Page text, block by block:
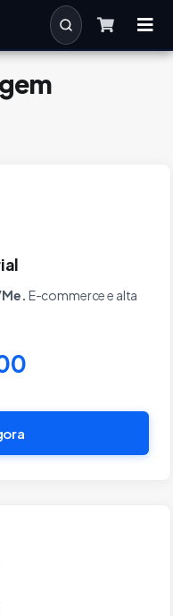
E-commerce e alta